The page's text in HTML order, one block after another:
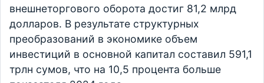
внешнеторгового оборота достиг 81,2 млрд
долларов. В результате структурных
преобразований в экономике объем
инвестиций в основной капитал составил 591,1
трлн сумов, что на 10,5 процента больше